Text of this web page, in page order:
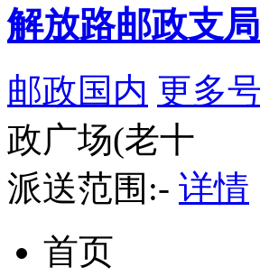
解放路邮政支局
邮政国内 更多
政广场(老十
派送范围:- 详情
首页